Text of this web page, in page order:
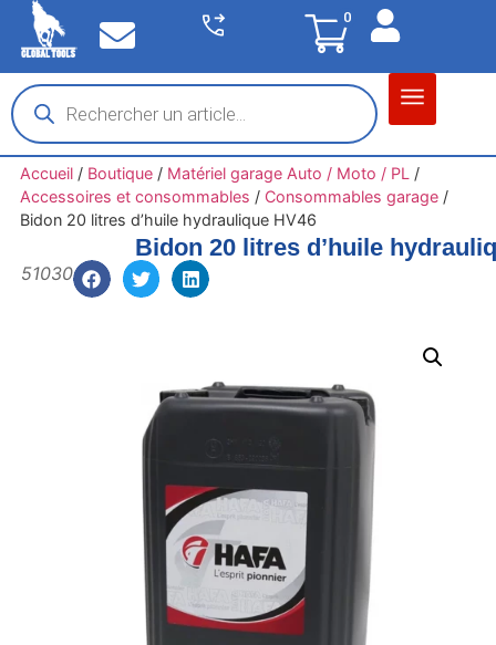
0
Accueil/ Boutique/ Matériel garage Auto / Moto / PL /
Accessoires et consommables / Consommables garage/
Bidon 20 litres d’huile hydraulique HV46
Bidon 20 litres d’huile
51030